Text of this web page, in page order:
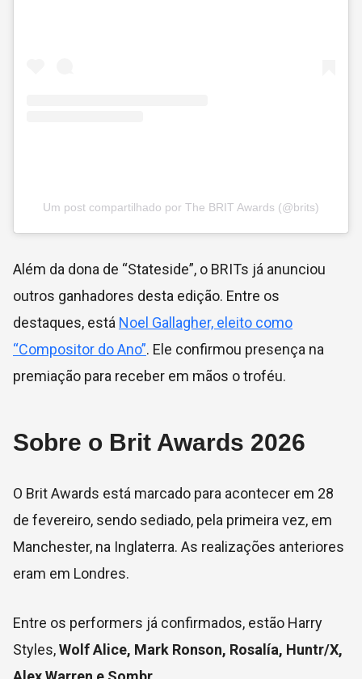
Um post compartilhado por The BRIT Awards (@brits)
Além da dona de “Stateside”, o BRITs já anunciou
outros ganhadores desta edição. Entre os
destaques, está Noel Gallagher, eleito como
“Compositor do Ano”. Ele confirmou presença na
premiação para receber em mãos o troféu.
Sobre o Brit Awards 2026
O Brit Awards está marcado para acontecer em 28
de fevereiro, sendo sediado, pela primeira vez, em
Manchester, na Inglaterra. As realizações anteriores
eram em Londres.
Entre os performers já confirmados, estão Harry
Styles,Wolf Alice, Mark Ronson, Rosalía, Huntr/X,